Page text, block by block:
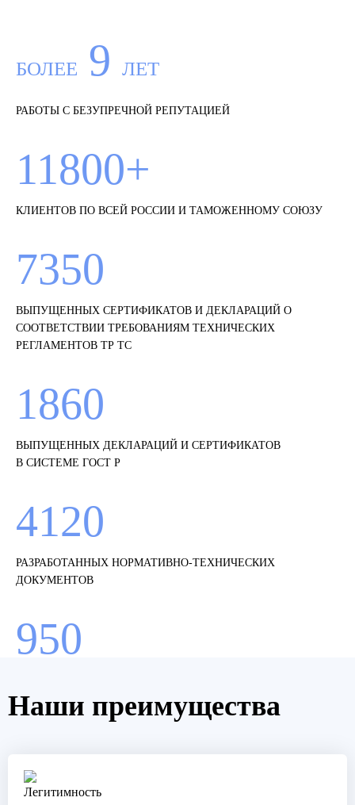
БОЛЕЕ 9 ЛЕТ
РАБОТЫ С БЕЗУПРЕЧНОЙ РЕПУТАЦИЕЙ
11800+
КЛИЕНТОВ ПО ВСЕЙ РОССИИ И ТАМОЖЕННОМУ СОЮЗУ
7350
ВЫПУЩЕННЫХ СЕРТИФИКАТОВ И ДЕКЛАРАЦИЙ О
СООТВЕТСТВИИ ТРЕБОВАНИЯМ ТЕХНИЧЕСКИХ
РЕГЛАМЕНТОВ ТР ТС
1860
ВЫПУЩЕННЫХ ДЕКЛАРАЦИЙ И СЕРТИФИКАТОВ
В СИСТЕМЕ ГОСТ Р
4120
РАЗРАБОТАННЫХ НОРМАТИВНО-ТЕХНИЧЕСКИХ
ДОКУМЕНТОВ
950
Наши преимущества